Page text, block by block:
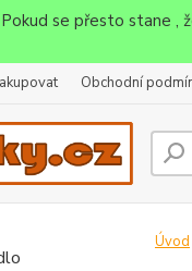
se přesto stane
Obchodní
Úvod